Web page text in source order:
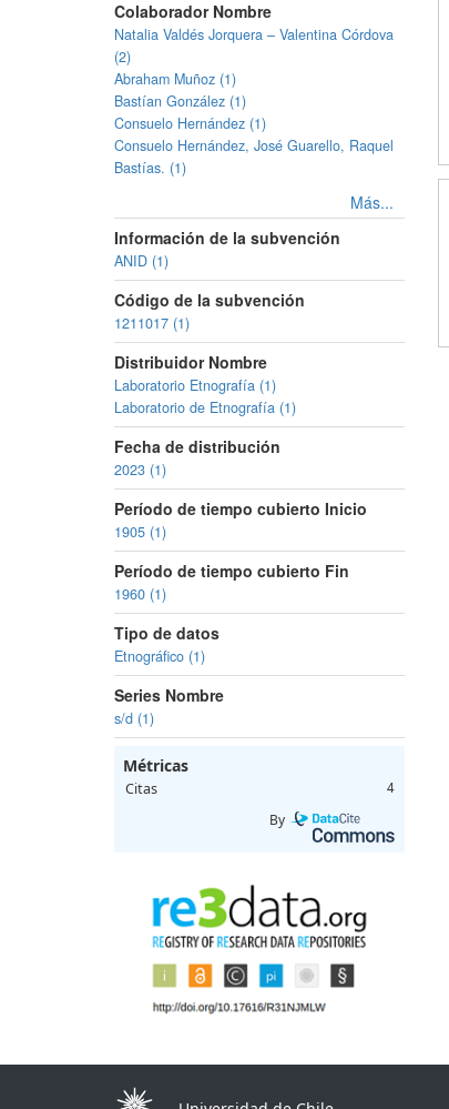
Colaborador Nombre
Natalia Valdés Jorquera – Valentina Córdova
(2)
Abraham Muñoz (1)
Bastían González (1)
Consuelo Hernández (1)
Consuelo Hernández, José Guarello, Raquel
Bastías. (1)
Más...
Información de la subvención
ANID (1)
Código de la subvención
1211017 (1)
Distribuidor Nombre
Laboratorio Etnografía (1)
Laboratorio de Etnografía (1)
Fecha de distribución
2023 (1)
Período de tiempo cubierto Inicio
1905 (1)
Período de tiempo cubierto Fin
1960 (1)
Tipo de datos
Etnográfico (1)
Series Nombre
s/d (1)
Métricas
Citas 4
By